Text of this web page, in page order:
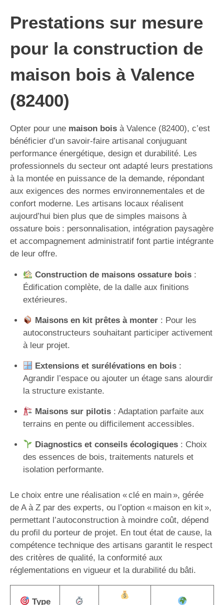
Prestations sur mesure
pour la construction de
maison bois à Valence
(82400)
Opter pour une maison bois à Valence (82400), c’est
bénéficier d’un savoir-faire artisanal conjuguant
performance énergétique, design et durabilité. Les
professionnels du secteur ont adapté leurs prestations
à la montée en puissance de la demande, répondant
aux exigences des normes environnementales et de
confort moderne. Les artisans locaux réalisent
aujourd’hui bien plus que de simples maisons à
ossature bois : personnalisation, intégration paysagère
et accompagnement administratif font partie intégrante
de leur offre.
Construction de maisons ossature bois:
Édification complète, de la dalle aux finitions
extérieures.
Maisons en kit prêtes à monter: Pour les
autoconstructeurs souhaitant participer activement
à leur projet.
Extensions et surélévations en bois:
Agrandir l’espace ou ajouter un étage sans alourdir
la structure existante.
Maisons sur pilotis: Adaptation parfaite aux
terrains en pente ou difficilement accessibles.
Diagnostics et conseils écologiques: Choix
des essences de bois, traitements naturels et
isolation performante.
Le choix entre une réalisation « clé en main », gérée
de A à Z par des experts, ou l’option « maison en kit »,
permettant l’autoconstruction à moindre coût, dépend
du profil du porteur de projet. En tout état de cause, la
compétence technique des artisans garantit le respect
des critères de qualité, la conformité aux
réglementations en vigueur et la durabilité du bâti.
Type